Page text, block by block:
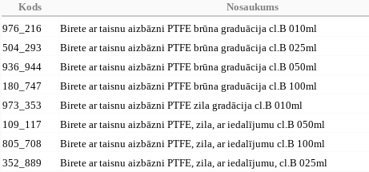
Kods Nosaukums
976_216
Birete ar taisnu aizbāzni PTFE brūna graduācija cl.B 010ml
504_293
Birete ar taisnu aizbāzni PTFE brūna graduācija cl.B 025ml
936_944
Birete ar taisnu aizbāzni PTFE brūna graduācija cl.B 050ml
180_747
Birete ar taisnu aizbāzni PTFE brūna graduācija cl.B 100ml
973_353
Birete ar taisnu aizbāzni PTFE zila gradācija cl.B 010ml
109_117
Birete ar taisnu aizbāzni PTFE, zila, ar iedalījumu cl.B 050ml
805_708
Birete ar taisnu aizbāzni PTFE, zila, ar iedalījumu cl.B 100ml
352_889
Birete ar taisnu aizbāzni PTFE, zila, ar iedalījumu, cl.B 025ml